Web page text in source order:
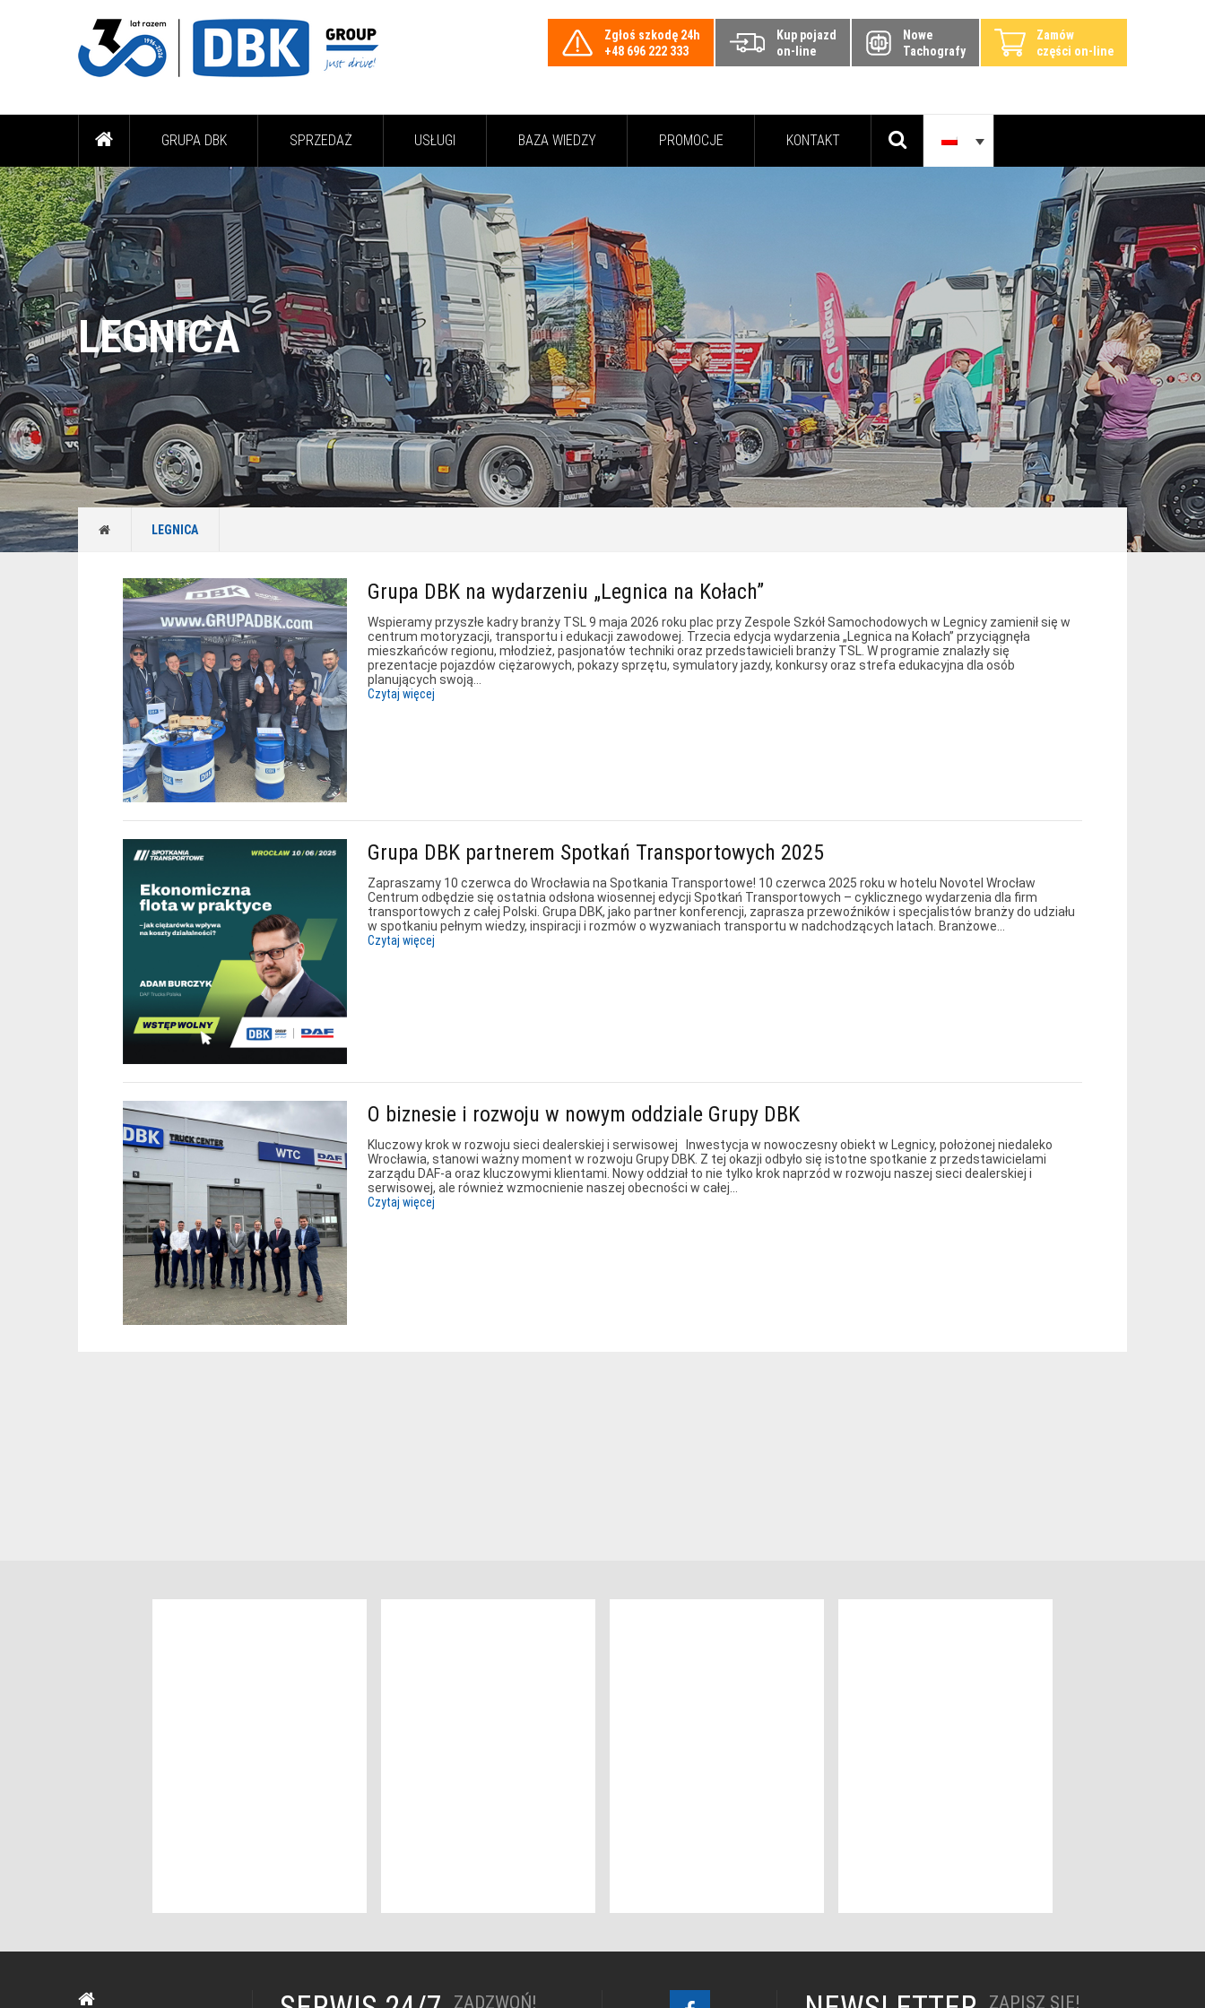
Zgłoś szkodę 24h
+48 696 222 333
Kup pojazd
on-line
Nowe
Tachografy
Zamów
części on-line
GRUPA DBK SPRZEDAŻ USŁUGI BAZA WIEDZY PROMOCJE KONTAKT
LEGNICA
LEGNICA
Grupa DBK na wydarzeniu „Legnica na Kołach”
Wspieramy przyszłe kadry branży TSL 9 maja 2026 roku plac przy Zespole Szkół Samochodowych w Legnicy zamienił się w
centrum motoryzacji, transportu i edukacji zawodowej. Trzecia edycja wydarzenia „Legnica na Kołach” przyciągnęła
mieszkańców regionu, młodzież, pasjonatów techniki oraz przedstawicieli branży TSL. W programie znalazły się
prezentacje pojazdów ciężarowych, pokazy sprzętu, symulatory jazdy, konkursy oraz strefa edukacyjna dla osób
planujących swoją…
Czytaj więcej
Grupa DBK partnerem Spotkań Transportowych 2025
Zapraszamy 10 czerwca do Wrocławia na Spotkania Transportowe! 10 czerwca 2025 roku w hotelu Novotel Wrocław
Centrum odbędzie się ostatnia odsłona wiosennej edycji Spotkań Transportowych – cyklicznego wydarzenia dla firm
transportowych z całej Polski. Grupa DBK, jako partner konferencji, zaprasza przewoźników i specjalistów branży do udziału
w spotkaniu pełnym wiedzy, inspiracji i rozmów o wyzwaniach transportu w nadchodzących latach. Branżowe…
Czytaj więcej
O biznesie i rozwoju w nowym oddziale Grupy DBK
Kluczowy krok w rozwoju sieci dealerskiej i serwisowej Inwestycja w nowoczesny obiekt w Legnicy, położonej niedaleko
Wrocławia, stanowi ważny moment w rozwoju Grupy DBK. Z tej okazji odbyło się istotne spotkanie z przedstawicielami
zarządu DAF-a oraz kluczowymi klientami. Nowy oddział to nie tylko krok naprzód w rozwoju naszej sieci dealerskiej i
serwisowej, ale również wzmocnienie naszej obecności w całej…
Czytaj więcej
ZADZWOŃ! ZAPISZ SIĘ!